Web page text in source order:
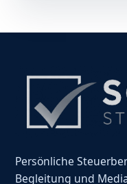
Persönliche
Begleitung und